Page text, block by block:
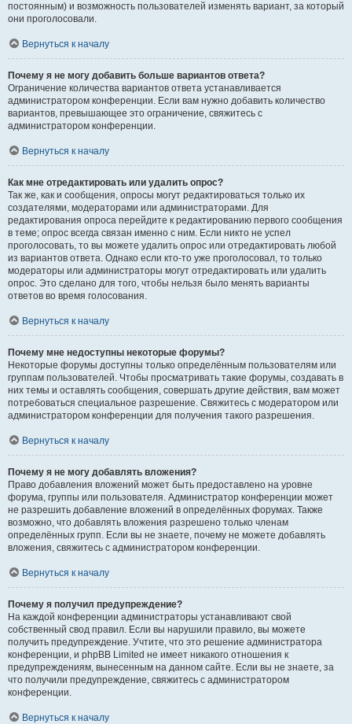
постоянным) и возможность пользователей изменять вариант, за который
они проголосовали.
Вернуться к началу
Почему я не могу добавить больше вариантов ответа?
Ограничение количества вариантов ответа устанавливается
администратором конференции. Если вам нужно добавить количество
вариантов, превышающее это ограничение, свяжитесь с
администратором конференции.
Вернуться к началу
Как мне отредактировать или удалить опрос?
Так же, как и сообщения, опросы могут редактироваться только их
создателями, модераторами или администраторами. Для
редактирования опроса перейдите к редактированию первого сообщения
в теме; опрос всегда связан именно с ним. Если никто не успел
проголосовать, то вы можете удалить опрос или отредактировать любой
из вариантов ответа. Однако если кто-то уже проголосовал, то только
модераторы или администраторы могут отредактировать или удалить
опрос. Это сделано для того, чтобы нельзя было менять варианты
ответов во время голосования.
Вернуться к началу
Почему мне недоступны некоторые форумы?
Некоторые форумы доступны только определённым пользователям или
группам пользователей. Чтобы просматривать такие форумы, создавать в
них темы и оставлять сообщения, совершать другие действия, вам может
потребоваться специальное разрешение. Свяжитесь с модератором или
администратором конференции для получения такого разрешения.
Вернуться к началу
Почему я не могу добавлять вложения?
Право добавления вложений может быть предоставлено на уровне
форума, группы или пользователя. Администратор конференции может
не разрешить добавление вложений в определённых форумах. Также
возможно, что добавлять вложения разрешено только членам
определённых групп. Если вы не знаете, почему не можете добавлять
вложения, свяжитесь с администратором конференции.
Вернуться к началу
Почему я получил предупреждение?
На каждой конференции администраторы устанавливают свой
собственный свод правил. Если вы нарушили правило, вы можете
получить предупреждение. Учтите, что это решение администратора
конференции, и phpBB Limited не имеет никакого отношения к
предупреждениям, вынесенным на данном сайте. Если вы не знаете, за
что получили предупреждение, свяжитесь с администратором
конференции.
Вернуться к началу